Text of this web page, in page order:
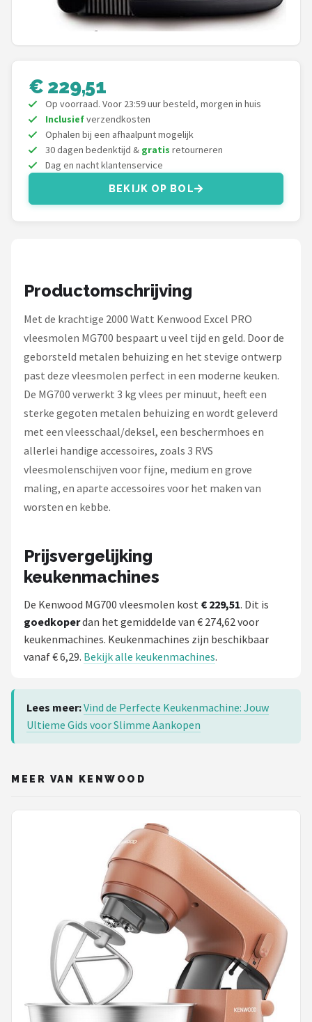
Bartscher
Nutribullet
KitchenBrothers
€ 229,51
Op voorraad. Voor 23:59 uur besteld, morgen in huis
Inclusiefverzendkosten
Ophalen bij een afhaalpunt mogelijk
30 dagen bedenktijd & gratis retourneren
Dag en nacht klantenservice
BEKIJK OP BOL
Productomschrijving
Met de krachtige 2000 Watt Kenwood Excel PRO
vleesmolen MG700 bespaart u veel tijd en geld. Door de
geborsteld metalen behuizing en het stevige ontwerp
past deze vleesmolen perfect in een moderne keuken.
De MG700 verwerkt 3 kg vlees per minuut, heeft een
sterke gegoten metalen behuizing en wordt geleverd
met een vleesschaal/deksel, een beschermhoes en
allerlei handige accessoires, zoals 3 RVS
vleesmolenschijven voor fijne, medium en grove
maling, en aparte accessoires voor het maken van
worsten en kebbe.
Prijsvergelijking
keukenmachines
De Kenwood MG700 vleesmolen kost € 229,51. Dit is
goedkoperdan het gemiddelde van € 274,62 voor
keukenmachines. Keukenmachines zijn beschikbaar
vanaf € 6,29. Bekijk alle keukenmachines.
Lees meer:Vind de Perfecte Keukenmachine: Jouw
Ultieme Gids voor Slimme Aankopen
MEER VAN KENWOOD